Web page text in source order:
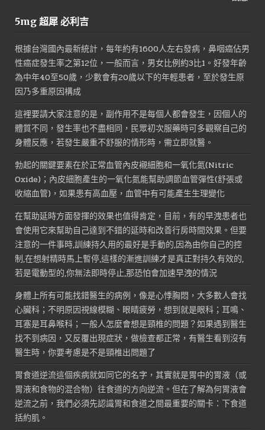
5mg 超犀 必利吉
根據台灣國內最新統計，每年約有1600人左右發病，鼻咽癌佔男
性癌症發生率之第12位，一般而言，男女比例約3比1。好發年齡
為中年40至50歲，少數會有20歲以下的年輕患者，至於發生原
因乃多重原因構成
這裡要請大家注意的是，副作用不是每個人都會發生，因個人的
體質不同，發生率也不盡相同，民眾初次服藥時可多觀察自己的
身體反應，若發生嚴重不舒服的情形時，需立即就醫。
勃起的關鍵要素在於正常血管內皮襯細胞和一氧化氮(Nitric
Oxide)；內皮細胞產生的一氧化氮能幫助調節血管彈性(舒張或
收縮血管)，如果患有高血壓，血管中有可能產生生理變化
在幫助延時方面發揮的效果也值得肯定，目前，有的早洩患者也
會使用它來幫助自己達到不錯的延時和改善行房時間效果。但要
注意的一件事時,訓練持久用的最好是手動的,因為由你自己的控
制,在想射精時馬上暫停,這樣的漸進訓練才是真正對持久有效的,
若是電動型的,你無法即時停止,那恐怕會加速早洩的情況
身體上所有可能找錯醫生的病例，像是心悸胸悶，大多數人會找
心臟科；不明原因視線模糊、眼睛疲勞，想到就是眼科；耳鳴、
耳塞是耳鼻喉科；一般人怎麼會想是頸椎的問題？如果遇到醫生
找不到病因，又反覆出現症狀，做檢查都正常，有醫生看到沒有
醫生時，你要考慮是不是頸椎出問題了
胃食道逆流這個疾病就如同它的名字，其實就是胃中的胃液（或
胃液和食物的混合物）往食道的方向逆流。但在了解為何胃液會
逆流之前，我們必須先認識胃和食道之間最重要的關卡：下食道
括約肌。